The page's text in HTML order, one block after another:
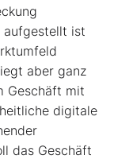
aufgestellt ist
aber ganz
Geschäft mit
digitale
das Geschäft